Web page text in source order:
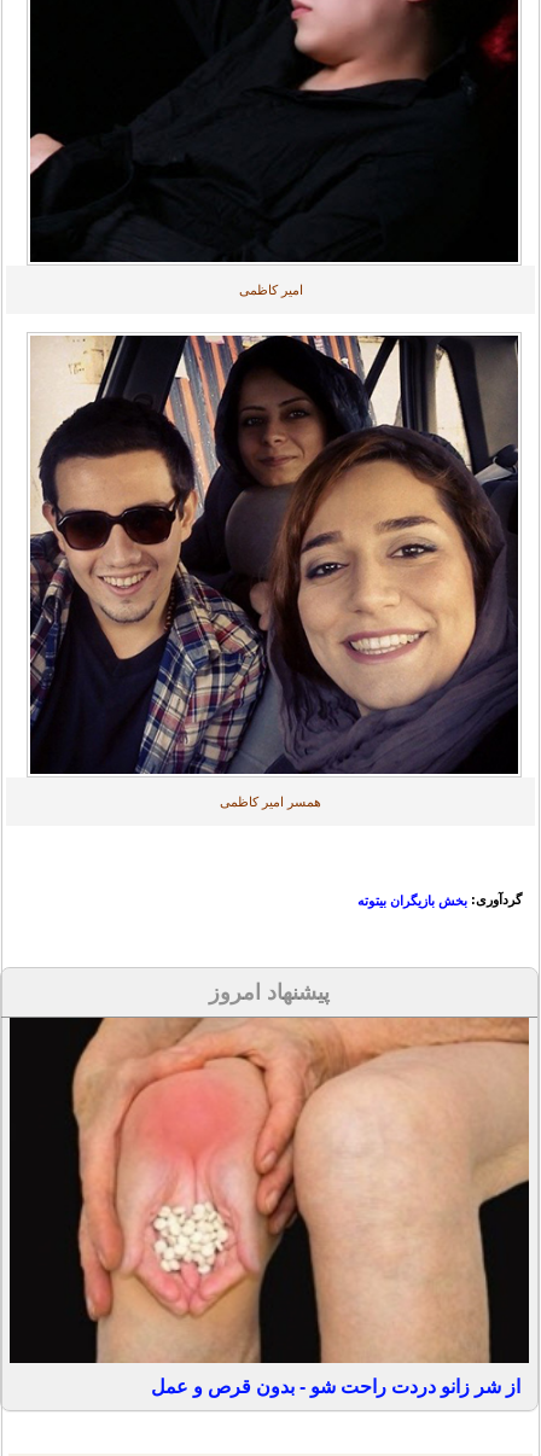
امیر کاظمی
همسر امیر کاظمی
گردآوری: بخش بازیگران بیتوته
پیشنهاد امروز
از شر زانو دردت راحت شو - بدون قرص و عمل